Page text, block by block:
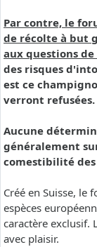
Par contre, le
de récolte à but
aux questions
des risques
est ce
verront refusées.
Aucune
généralement
comestibilité
Créé en Suisse, le
espèces
caractère exclusif.
avec plaisir.